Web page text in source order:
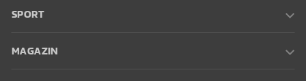
SPORT
MAGAZIN